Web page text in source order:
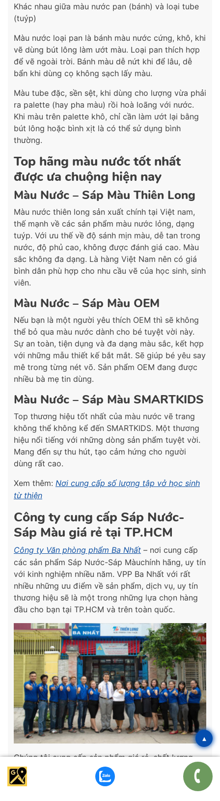
Khác nhau giữa màu nước pan (bánh) và loại tube
(tuýp)
Màu nước loại pan là bánh màu nước cứng, khô, khi
vẽ dùng bút lông làm ướt màu. Loại pan thích hợp
để vẽ ngoài trời. Bánh màu dễ nứt khi để lâu, dễ
bẩn khi dùng cọ không sạch lấy màu.
Màu tube đặc, sền sệt, khi dùng cho lượng vừa phải
ra palette (hay pha màu) rồi hoà loãng với nước.
Khi màu trên palette khô, chỉ cần làm ướt lại bằng
bút lông hoặc bình xịt là có thể sử dụng bình
thường.
Top hãng màu nước tốt nhất
được ưa chuộng hiện nay
Màu Nước – Sáp Màu Thiên Long
Màu nước thiên long sản xuất chính tại Việt nam,
thế mạnh về các sản phẩm màu nước lỏng, dạng
tuýp. Với ưu thế về độ sánh mịn màu, dễ tan trong
nước, độ phủ cao, không được đánh giá cao. Màu
sắc không đa dạng. Là hàng Việt Nam nên có giá
bình dân phù hợp cho nhu cầu vẽ của học sinh, sinh
viên.
Màu Nước – Sáp Màu OEM
Nếu bạn là một người yêu thích OEM thì sẽ không
thể bỏ qua màu nước dành cho bé tuyệt vời này.
Sự an toàn, tiện dụng và đa dạng màu sắc, kết hợp
với những mẫu thiết kế bắt mắt. Sẽ giúp bé yêu say
mê trong từng nét võ. Sản phẩm OEM đang được
nhiều bà mẹ tin dùng.
Màu Nước – Sáp Màu SMARTKIDS
Top thương hiệu tốt nhất của màu nước vẽ trang
không thể không kể đến SMARTKIDS. Một thương
hiệu nổi tiếng với những dòng sản phẩm tuyệt vời.
Mang đến sự thu hút, tạo cảm hứng cho người
dùng rất cao.
Xem thêm: Nơi cung cấp số lượng tập vở học sinh
từ thiện
Công ty cung cấp Sáp Nước-
Sáp Màu giá rẻ tại TP.HCM
Công ty Văn phòng phẩm Ba Nhất – nơi cung cấp
các sản phẩm Sáp Nước-Sáp Màuchính hãng, uy tín
với kinh nghiệm nhiều năm. VPP Ba Nhất với rất
nhiều những ưu điểm về sản phẩm, dịch vụ, uy tín
thương hiệu sẽ là một trong những lựa chọn hàng
đầu cho bạn tại TP.HCM và trên toàn quốc.
Chúng tôi cung cấp sản phẩm giá rẻ, chất lượng,
ship nhanh chóng tận nơi cho khách hàng. Mời bạn
tham khảo thêm nhiều sản phẩm cần thiết khác như
▴